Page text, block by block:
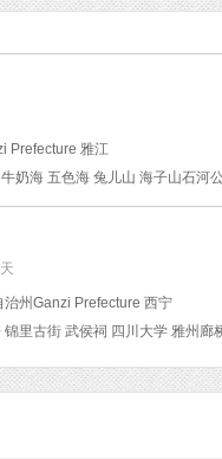
Prefecture 雅江
州Ganzi Prefecture 西宁